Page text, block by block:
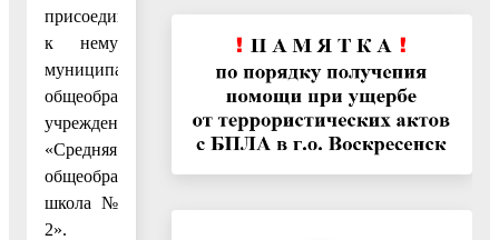
присоединения
к нему
муниципального
общеобразовательного
учреждения
«Средняя
общеобразовательная
школа №
2».